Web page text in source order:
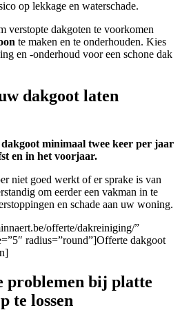
op lekkage en waterschade.
verstopte dakgoten te voorkomen
te maken en te onderhouden. Kies
en -onderhoud voor een schone dak
dakgoot laten
minimaal twee keer per jaar
en in het voorjaar.
niet goed werkt of er sprake is van
om eerder een vakman in te
en schade aan uw woning.
offerte/dakreiniging/”
radius=”round”]Offerte dakgoot
problemen bij platte
te lossen